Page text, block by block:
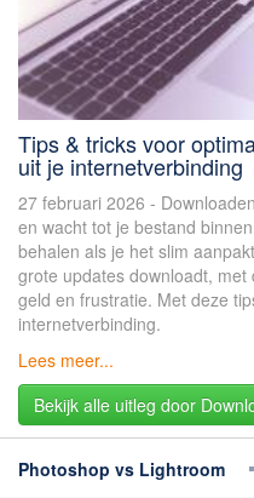
Tips & tricks voor
uit je internetverbinding
27 februari 2026 -
en wacht tot je bestand
behalen als je het slim
grote updates downloadt,
geld en frustratie. Met deze
internetverbinding.
Lees meer...
Bekijk alle uitleg door
Photoshop vs Lightroom